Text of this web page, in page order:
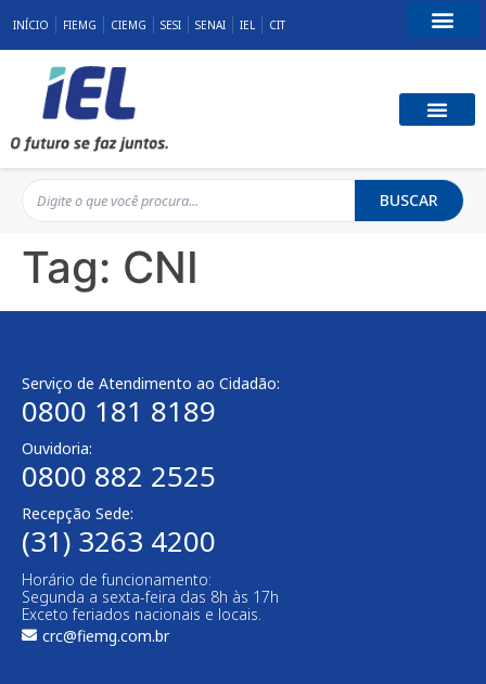
INÍCIO FIEMG CIEMG SESI SENAI IEL CIT
BUSCAR
Tag: CNI
Serviço de Atendimento ao Cidadão:
0800 181 8189
Ouvidoria:
0800 882 2525
Recepção Sede:
(31) 3263 4200
Horário de funcionamento:
Segunda a sexta-feira das 8h às 17h
Exceto feriados nacionais e locais.
crc@fiemg.com.br